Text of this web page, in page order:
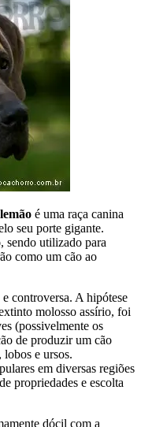
é uma raça canina
seu porte gigante.
sendo utilizado para
como um cão ao
controversa. A hipótese
molosso assírio, foi
(possivelmente os
de produzir um cão
lobos e ursos.
em diversas regiões
propriedades e escolta
dócil com a